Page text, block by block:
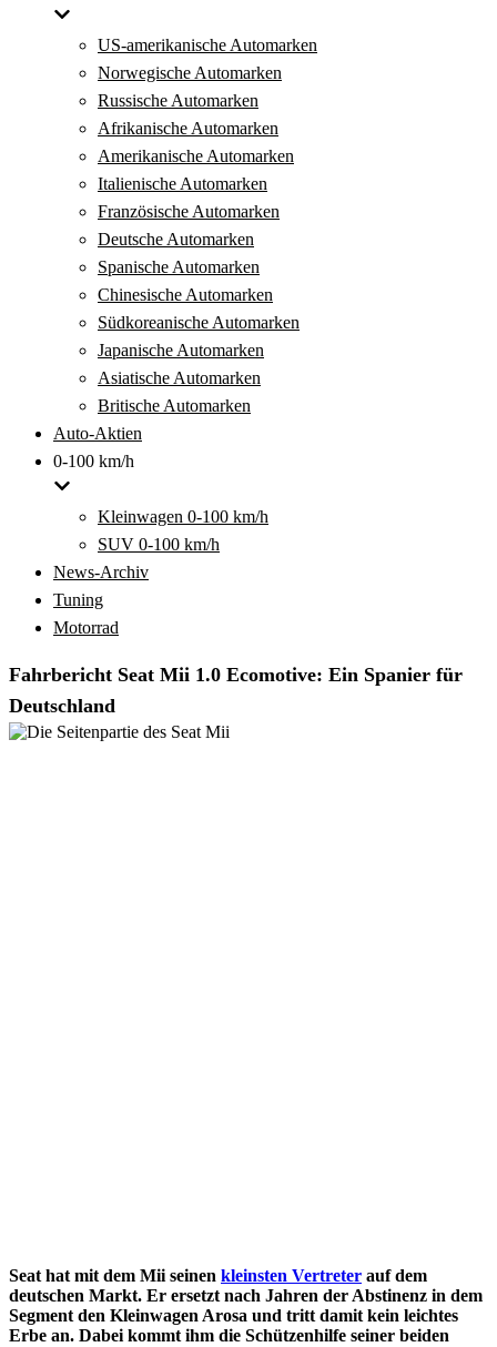
US-amerikanische Automarken
Norwegische Automarken
Russische Automarken
Afrikanische Automarken
Amerikanische Automarken
Italienische Automarken
Französische Automarken
Deutsche Automarken
Spanische Automarken
Chinesische Automarken
Südkoreanische Automarken
Japanische Automarken
Asiatische Automarken
Britische Automarken
Auto-Aktien
0-100 km/h
Kleinwagen 0-100 km/h
SUV 0-100 km/h
News-Archiv
Tuning
Motorrad
Fahrbericht Seat Mii 1.0 Ecomotive: Ein Spanier für
Deutschland
Seat hat mit dem Mii seinen kleinsten Vertreter auf dem
deutschen Markt. Er ersetzt nach Jahren der Abstinenz in dem
Segment den Kleinwagen Arosa und tritt damit kein leichtes
Erbe an. Dabei kommt ihm die Schützenhilfe seiner beiden